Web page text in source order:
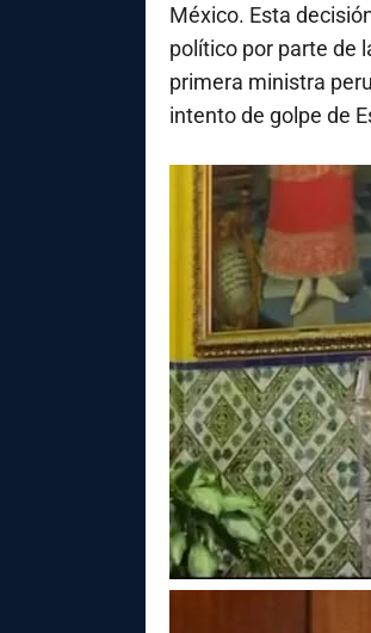
México. Esta
político por parte de
primera ministra
intento de golpe de